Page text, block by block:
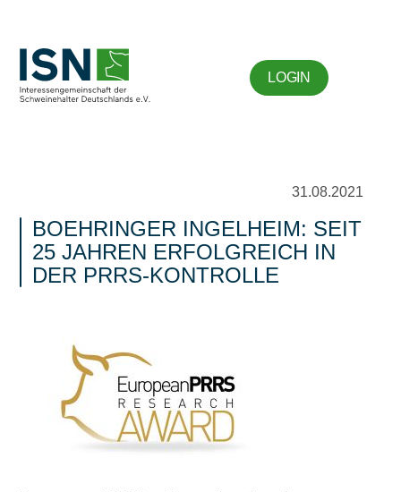
LOGIN
31.08.2021
BOEHRINGER INGELHEIM: SEIT
25 JAHREN ERFOLGREICH IN
DER PRRS-KONTROLLE